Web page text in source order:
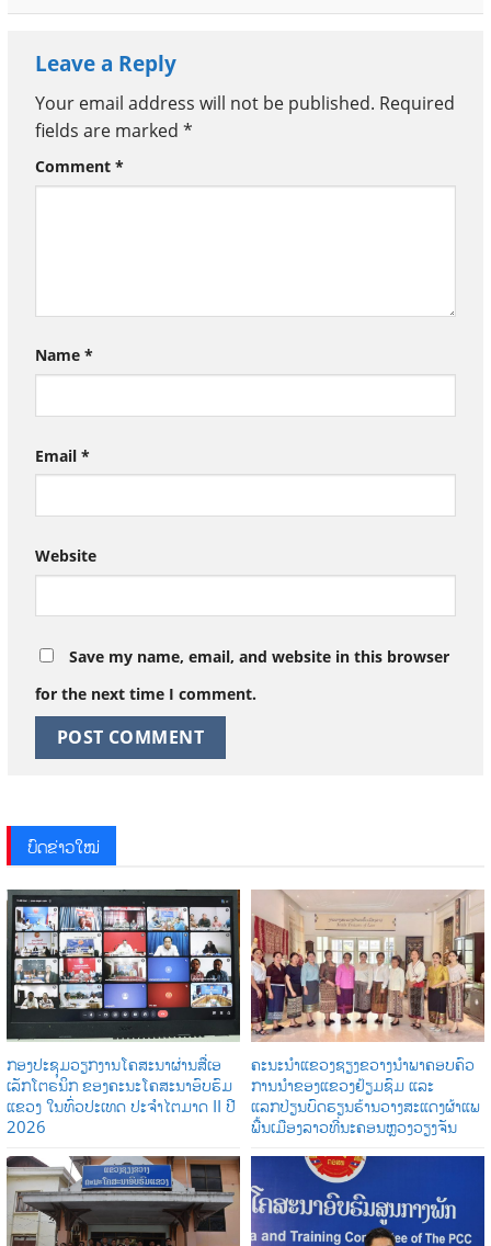
Leave a Reply
Your email address will not be published. Required
fields are marked *
Comment *
Name *
Email *
Website
Save my name, email, and website in this browser
for the next time I comment.
ບົດຂ່າວໃໝ່
ກອງປະຊຸມວຽກງານໂຄສະນາຜ່ານສື່ເອ
ເລັກໂຕຣນິກ ຂອງຄະນະໂຄສະນາອົບຮົມ
ແຂວງ ໃນທົ່ວປະເທດ ປະຈໍາໄຕມາດ II ປີ
2026
ຄະນະນຳແຂວງຊຽງຂວາງນຳພາຄອບຄົວ
ການນໍາຂອງແຂວງຢ້ຽມຊົມ ແລະ
ແລກປ່ຽນບົດຮຽນຮ້ານວາງສະແດງຜ້າແພ
ພື້ນເມືອງລາວທີ່ນະຄອນຫຼວງວຽງຈັນ